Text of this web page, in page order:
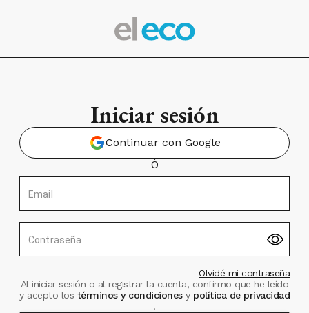
Iniciar sesión
Continuar con Google
Ó
Email
Contraseña
Olvidé mi contraseña
Al iniciar sesión o al registrar la cuenta, confirmo que he leído
y acepto los términos y condiciones ypolítica de privacidad
.